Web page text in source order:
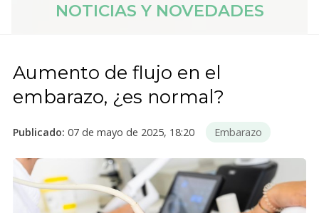
NOTICIAS Y NOVEDADES
Aumento de flujo en el
embarazo, ¿es normal?
Publicado: 07 de mayo de 2025, 18:20 Embarazo